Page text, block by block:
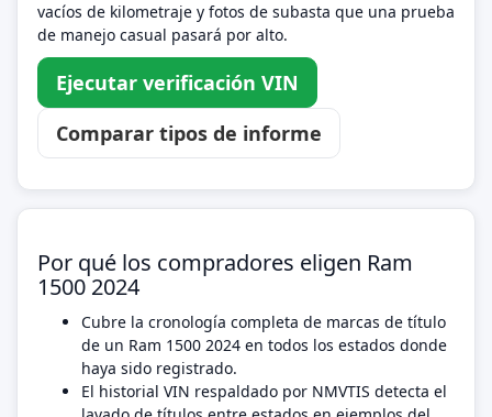
vacíos de kilometraje y fotos de subasta que una prueba
de manejo casual pasará por alto.
Ejecutar verificación VIN
Comparar tipos de informe
Por qué los compradores eligen Ram
1500 2024
Cubre la cronología completa de marcas de título
de un Ram 1500 2024 en todos los estados donde
haya sido registrado.
El historial VIN respaldado por NMVTIS detecta el